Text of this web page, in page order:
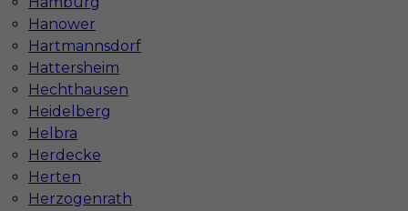
Hanower
Hartmannsdorf
Hattersheim
Hechthausen
Heidelberg
Helbra
Herdecke
Herten
Herzogenrath
Tapeciarz wykończenia praca Niemcy
Kategoria Prace wykończeniowe
Tapeciarz
Lokalizacja
Wymagane języki
Niemiecki podstawowy